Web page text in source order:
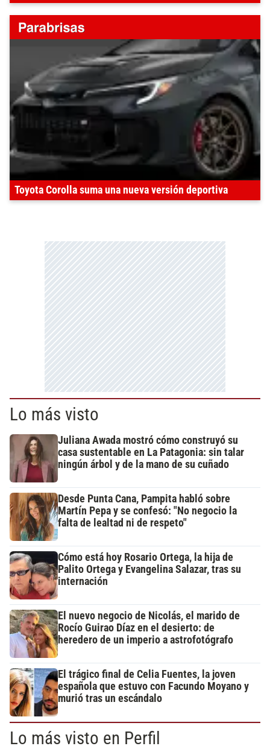
Toyota Corolla suma una nueva versión deportiva
Lo más visto
Juliana Awada mostró cómo construyó su
casa sustentable en La Patagonia: sin talar
ningún árbol y de la mano de su cuñado
Desde Punta Cana, Pampita habló sobre
Martín Pepa y se confesó: "No negocio la
falta de lealtad ni de respeto"
Cómo está hoy Rosario Ortega, la hija de
Palito Ortega y Evangelina Salazar, tras su
internación
El nuevo negocio de Nicolás, el marido de
Rocío Guirao Díaz en el desierto: de
heredero de un imperio a astrofotógrafo
El trágico final de Celia Fuentes, la joven
española que estuvo con Facundo Moyano y
murió tras un escándalo
Lo más visto en Perfil